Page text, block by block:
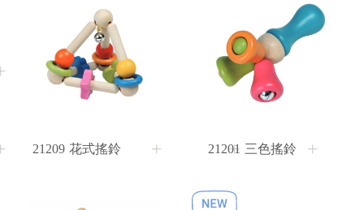
Age
10M+
21209 花式搖鈴
Age
10M+
21201 三色搖鈴